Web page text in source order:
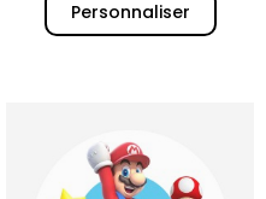
Personnaliser